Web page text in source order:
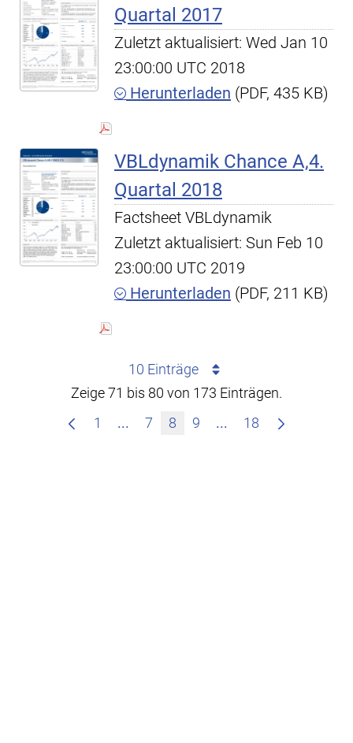
Quartal 2017
Zuletzt aktualisiert: Wed Jan 10
23:00:00 UTC 2018
Herunterladen (PDF, 435 KB)
VBLdynamik Chance A,4.
Quartal 2018
Factsheet VBLdynamik
Zuletzt aktualisiert: Sun Feb 10
23:00:00 UTC 2019
Herunterladen (PDF, 211 KB)
10 Einträge
Zeige 71 bis 80 von 173 Einträgen.
1
... Zwischenseiten Navigieren mit
7 8 9 ... Zwischenseiten
18